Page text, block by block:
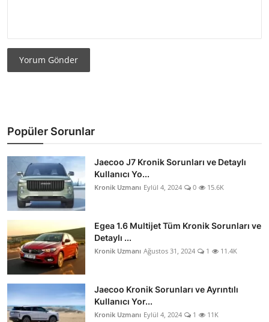
Yorum Gönder
Popüler Sorunlar
Jaecoo J7 Kronik Sorunları ve Detaylı
Kullanıcı Yo...
Kronik Uzmanı Eylül 4, 2024 0 15.6K
Egea 1.6 Multijet Tüm Kronik Sorunları ve
Detaylı ...
Kronik Uzmanı Ağustos 31, 2024 1 11.4K
Jaecoo Kronik Sorunları ve Ayrıntılı
Kullanıcı Yor...
Kronik Uzmanı Eylül 4, 2024 1 11K